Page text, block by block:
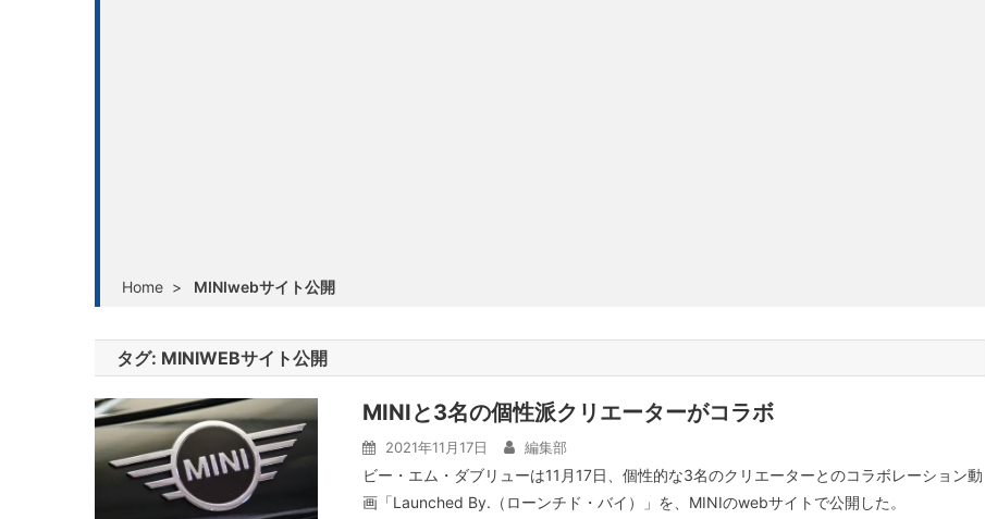
Home > MINIwebサイト公開
タグ: MINIWEBサイト公開
MINIと3名の個性派クリエーターがコラボ
2021年11月17日 編集部
ビー・エム・ダブリューは11月17日、個性的な3名のクリエーターとのコラボレーション動
画「Launched By.（ローンチド・バイ）」を、MINIのwebサイトで公開した。